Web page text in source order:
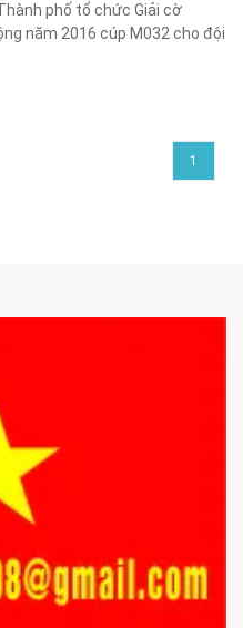
phố tổ chức Giải cờ
năm 2016 cúp M032 cho đội
1